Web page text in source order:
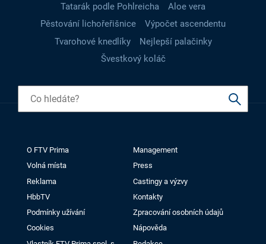
Tatarák podle Pohlreicha
Aloe vera
Pěstování lichořeřišnice
Výpočet ascendentu
Tvarohové knedlíky
Nejlepší palačinky
Švestkový koláč
O FTV Prima
Management
Volná místa
Press
Reklama
Castingy a výzvy
HbbTV
Kontakty
Podmínky užívání
Zpracování osobních údajů
Cookies
Nápověda